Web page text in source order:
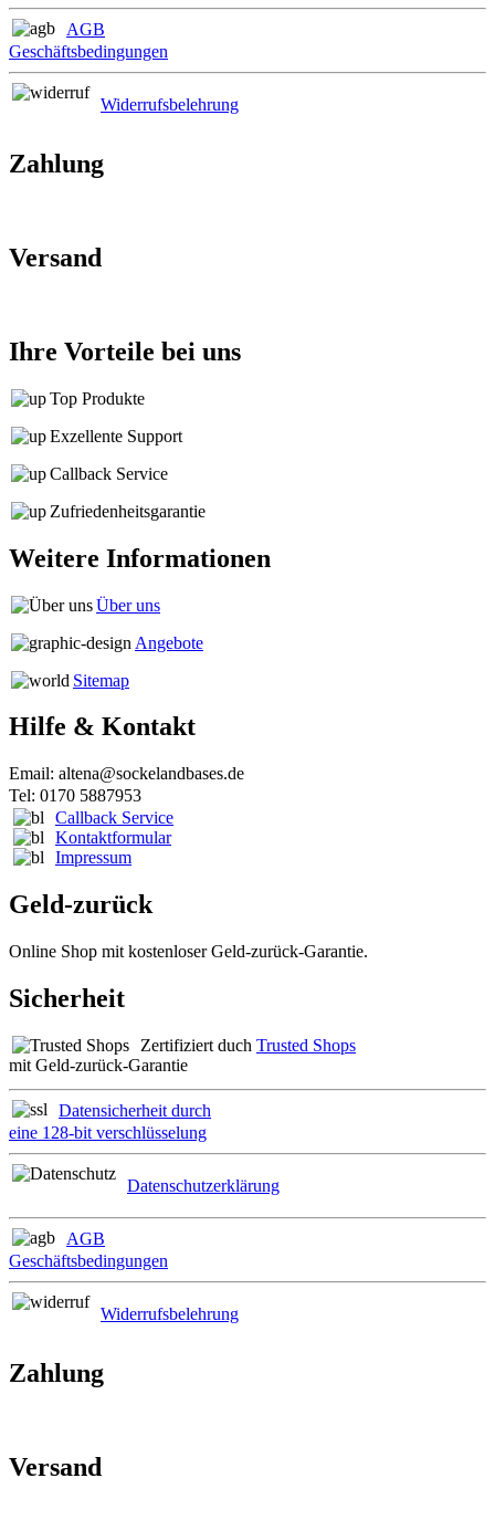
AGB
Geschäftsbedingungen
Widerrufsbelehrung
Zahlung
Versand
Ihre Vorteile bei uns
Top Produkte
Exzellente Support
Callback Service
Zufriedenheitsgarantie
Weitere Informationen
Über uns
Angebote
Sitemap
Hilfe & Kontakt
Email: altena@sockelandbases.de
Tel: 0170 5887953
Callback Service
Kontaktformular
Impressum
Geld-zurück
Online Shop mit kostenloser Geld-zurück-Garantie.
Sicherheit
Zertifiziert duch Trusted Shops
mit Geld-zurück-Garantie
Datensicherheit durch
eine 128-bit verschlüsselung
Datenschutzerklärung
AGB
Geschäftsbedingungen
Widerrufsbelehrung
Zahlung
Versand